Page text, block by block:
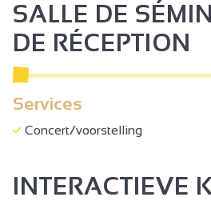
SALLE DE
DE RÉCEPTION
Services
Concert/voorstelling
INTERACTIEVE